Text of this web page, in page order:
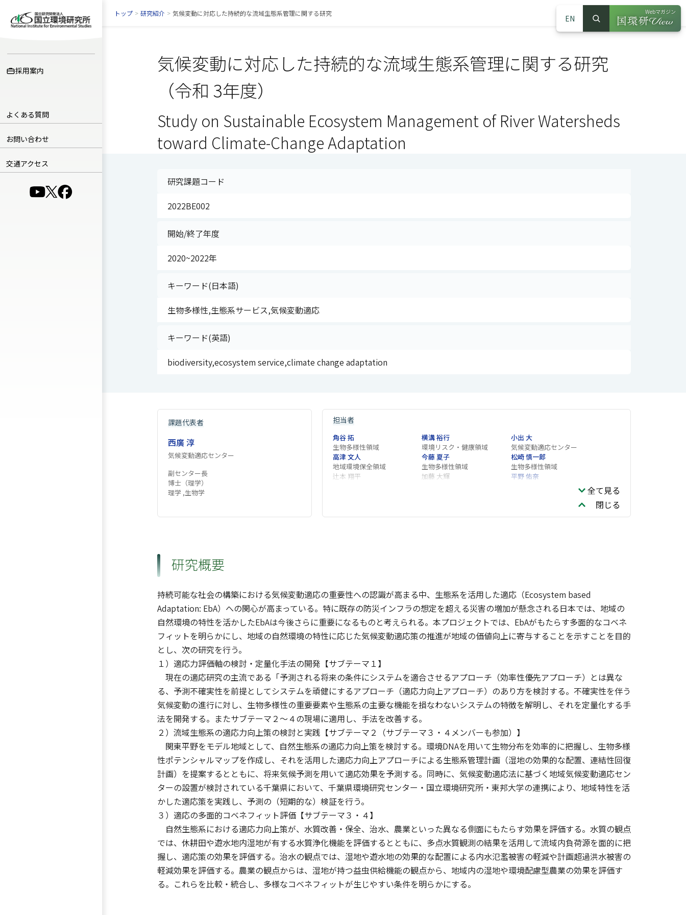
採用案内
よくある質問
お問い合わせ
交通アクセス
（別ウインドウで開きます）
（別ウインドウで開きます）
（別ウインドウで開きます）
EN
サイト内検索
検索
Webマガジン
（別ウインドウ
トップ > 研究紹介 > 気候変動に対応した持続的な流域生態系管理に関する研究
気候変動に対応した持続的な流域生態系管理に関する研究
（令和 3年度）
Study on Sustainable Ecosystem Management of River Watersheds
toward Climate-Change Adaptation
研究課題コード
2022BE002
開始/終了年度
2020~2022年
キーワード(日本語)
生物多様性,生態系サービス,気候変動適応
キーワード(英語)
biodiversity,ecosystem service,climate change adaptation
課題代表者
西廣 淳
気候変動適応センター
副センター長
博士（理学）
理学 ,生物学
担当者
角谷 拓
生物多様性領域
横溝 裕行
環境リスク・健康領域
小出 大
気候変動適応センター
高津 文人
地域環境保全領域
今藤 夏子
生物多様性領域
松崎 慎一郎
生物多様性領域
辻本 翔平
加藤 大輝
平野 佑奈
全て見る
閉じる
研究概要
持続可能な社会の構築における気候変動適応の重要性への認識が高まる中、生態系を活用した適応（Ecosystem based
Adaptation: EbA）への関心が高まっている。特に既存の防災インフラの想定を超える災害の増加が懸念される日本では、地域の
自然環境の特性を活かしたEbAは今後さらに重要になるものと考えられる。本プロジェクトでは、EbAがもたらす多面的なコベネ
フィットを明らかにし、地域の自然環境の特性に応じた気候変動適応策の推進が地域の価値向上に寄与することを示すことを目的
とし、次の研究を行う。
１）適応力評価軸の検討・定量化手法の開発【サブテーマ１】
現在の適応研究の主流である「予測される将来の条件にシステムを適合させるアプローチ（効率性優先アプローチ）とは異な
る、予測不確実性を前提としてシステムを頑健にするアプローチ（適応力向上アプローチ）のあり方を検討する。不確実性を伴う
気候変動の進行に対し、生物多様性の重要要素や生態系の主要な機能を損なわないシステムの特徴を解明し、それを定量化する手
法を開発する。またサブテーマ２〜４の現場に適用し、手法を改善する。
２）流域生態系の適応力向上策の検討と実践【サブテーマ２（サブテーマ３・４メンバーも参加）】
関東平野をモデル地域として、自然生態系の適応力向上策を検討する。環境DNAを用いて生物分布を効率的に把握し、生物多様
性ポテンシャルマップを作成し、それを活用した適応力向上アプローチによる生態系管理計画（湿地の効果的な配置、連結性回復
計画）を提案するとともに、将来気候予測を用いて適応効果を予測する。同時に、気候変動適応法に基づく地域気候変動適応セン
ターの設置が検討されている千葉県において、千葉県環境研究センター・国立環境研究所・東邦大学の連携により、地域特性を活
かした適応策を実践し、予測の（短期的な）検証を行う。
３）適応の多面的コベネフィット評価【サブテーマ３・４】
自然生態系における適応力向上策が、水質改善・保全、治水、農業といった異なる側面にもたらす効果を評価する。水質の観点
では、休耕田や遊水地内湿地が有する水質浄化機能を評価するとともに、多点水質観測の結果を活用して流域内負荷源を面的に把
握し、適応策の効果を評価する。治水の観点では、湿地や遊水地の効果的な配置による内水氾濫被害の軽減や計画超過洪水被害の
軽減効果を評価する。農業の観点からは、湿地が持つ益虫供給機能の観点から、地域内の湿地や環境配慮型農業の効果を評価す
る。これらを比較・統合し、多様なコベネフィットが生じやすい条件を明らかにする。